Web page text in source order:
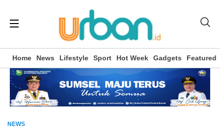
Home News Lifestyle Sport Hot Week Gadgets Featured
NEWS